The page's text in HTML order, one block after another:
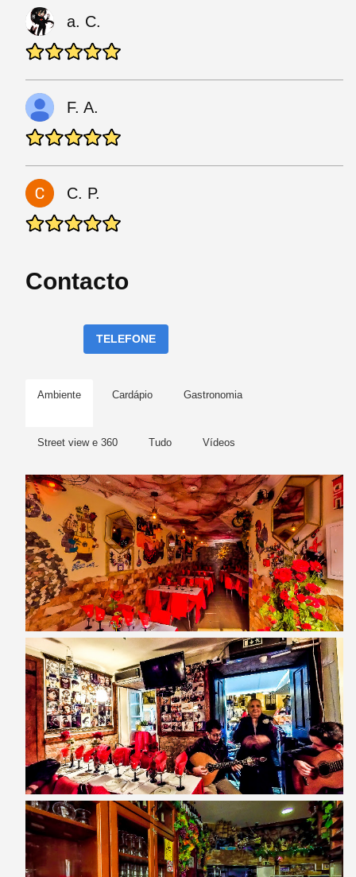
a. C.
F. A.
C. P.
Contacto
TELEFONE
Ambiente Cardápio Gastronomia
Street view e 360 Tudo Vídeos